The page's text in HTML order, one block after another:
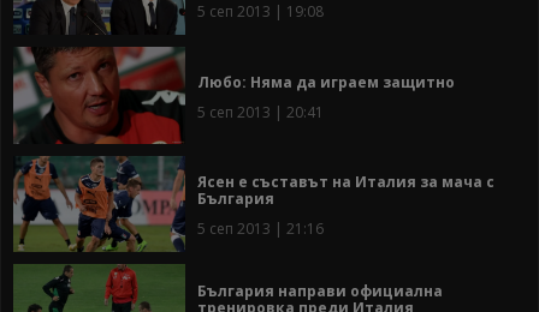
5 сеп 2013 | 19:08
Любо: Няма да играем защитно
5 сеп 2013 | 20:41
Ясен е съставът на Италия за мача с
България
5 сеп 2013 | 21:16
България направи официална
тренировка преди Италия